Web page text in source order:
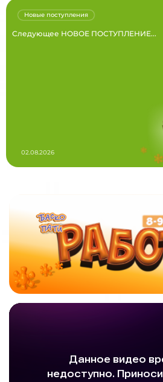
Следующее НОВОЕ ПОСТУПЛЕНИЕ...
Новые поступления
02.08.2026